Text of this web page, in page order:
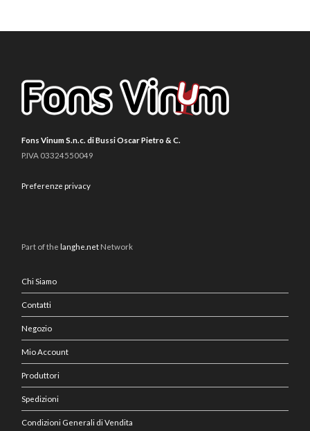
Fons Vinum S.n.c. di Bussi Oscar Pietro & C.
P.IVA 03324550049
Preferenze privacy
Part of thelanghe.net Network
Chi Siamo
Contatti
Negozio
Mio Account
Produttori
Spedizioni
Condizioni Generali di Vendita